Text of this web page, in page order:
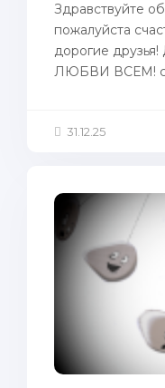
Здравствуйте
пожалуйста
дорогие
ЛЮБВИ ВСЕМ!
31.12.25